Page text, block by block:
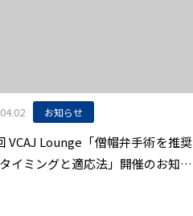
お知らせ
VCAJ Lounge「僧帽弁手術を推奨
イミングと適応法」開催のお知ら